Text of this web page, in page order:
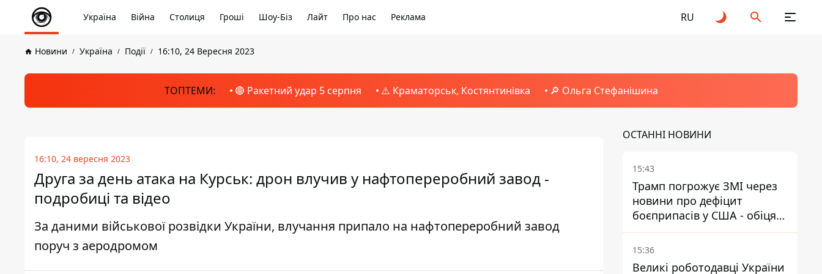
Україна Війна Столиця Гроші Шоу-Біз Лайт Про нас Реклама RU
Новини Україна Події 16:10, 24 Вересня 2023
ТОПТЕМИ: 🔴 Ракетний удар 5 серпня ⚠️ Краматорськ, Костянтинівка 🔎 Ольга Стефанішина
16:10, 24 вересня 2023
Друга за день атака на Курськ: дрон влучив у нафтопереробний завод -
подробиці та відео
За даними військової розвідки України, влучання припало на нафтопереробний завод
поруч з аеродромом
ОСТАННІ НОВИНИ
15:43
Трамп погрожує ЗМІ через
новини про дефіцит
боєприпасів у США - обіцяє
знайти і ув’язнити всіх
15:36
Великі роботодавці України